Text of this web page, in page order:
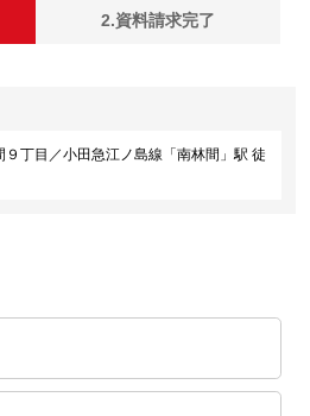
2.資料請求完了
丁目／小田急江ノ島線「南林間」駅 徒